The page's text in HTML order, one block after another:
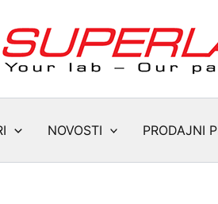
NOVOSTI PRODAJNI